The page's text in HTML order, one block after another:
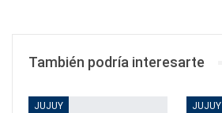
También podría interesarte
JUJUY JUJUY